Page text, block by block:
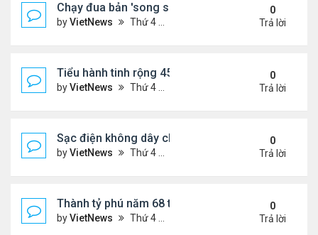
Chạy đua bản 'song sinh' trong metaverse
byVietNews Thứ 4 Tháng 3 23, 2022 4:18 pm
0
Trả lời
Tiểu hành tinh rộng 450 m lao sượt qua Trái Đất
byVietNews Thứ 4 Tháng 3 23, 2022 4:16 pm
0
Trả lời
Sạc điện không dây cho tàu đệm từ 600 km/h
byVietNews Thứ 4 Tháng 3 23, 2022 4:05 pm
0
Trả lời
Thành tỷ phú năm 68 tuổi nhờ cổ phiếu công ty
byVietNews Thứ 4 Tháng 3 23, 2022 4:03 pm
0
Trả lời